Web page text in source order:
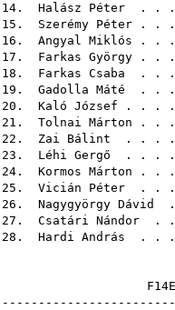
14. Halász Péter . .
15. Szerémy Péter . .
16. Angyal Miklós . .
17. Farkas György . .
18. Farkas Csaba . .
19. Gadolla Máté . .
20. Kaló József . . .
21. Tolnai Márton . .
22. Zai Bálint . . .
23. Léhi Gergő . . .
24. Kormos Márton . .
25. Vicián Péter . .
26. Nagygyörgy Dávid .
27. Csatári Nándor . .
28. Hardi András . .